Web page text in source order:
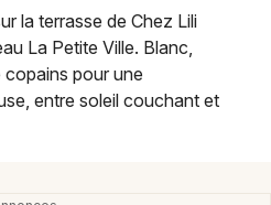
la terrasse de Chez Lili
La Petite Ville. Blanc,
pour une
entre soleil couchant et